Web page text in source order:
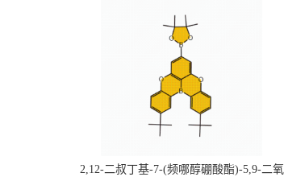
2,12-二叔丁基-7-(频哪醇硼酸酯)-5,9-二氧